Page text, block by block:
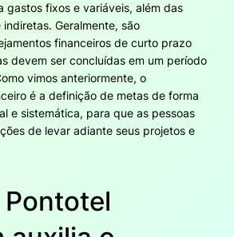
gastos fixos e variáveis, além das
Geralmente, são
financeiros de curto prazo
devem ser concluídas em um período
vimos anteriormente, o
é a definição de metas de forma
e sistemática, para que as pessoas
de levar adiante seus projetos e